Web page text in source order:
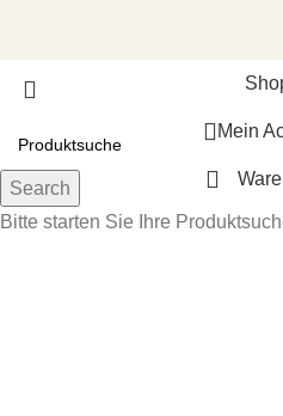
Search
Bitte starten Sie Ihre
Mein